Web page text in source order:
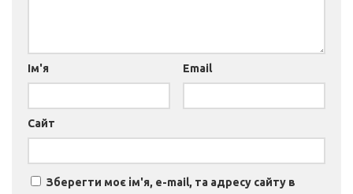
Ім'я Email
Сайт
Зберегти моє ім'я, e-mail, та адресу сайту в